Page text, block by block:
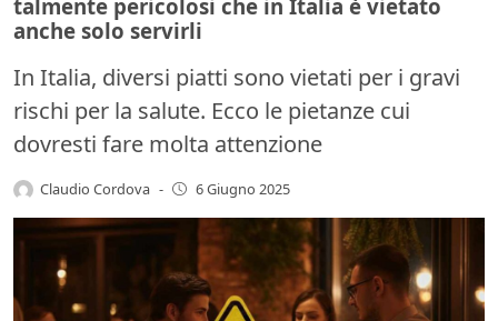
talmente pericolosi che in Italia è vietato
anche solo servirli
In Italia, diversi piatti sono vietati per i gravi
rischi per la salute. Ecco le pietanze cui
dovresti fare molta attenzione
Claudio Cordova - 6 Giugno 2025